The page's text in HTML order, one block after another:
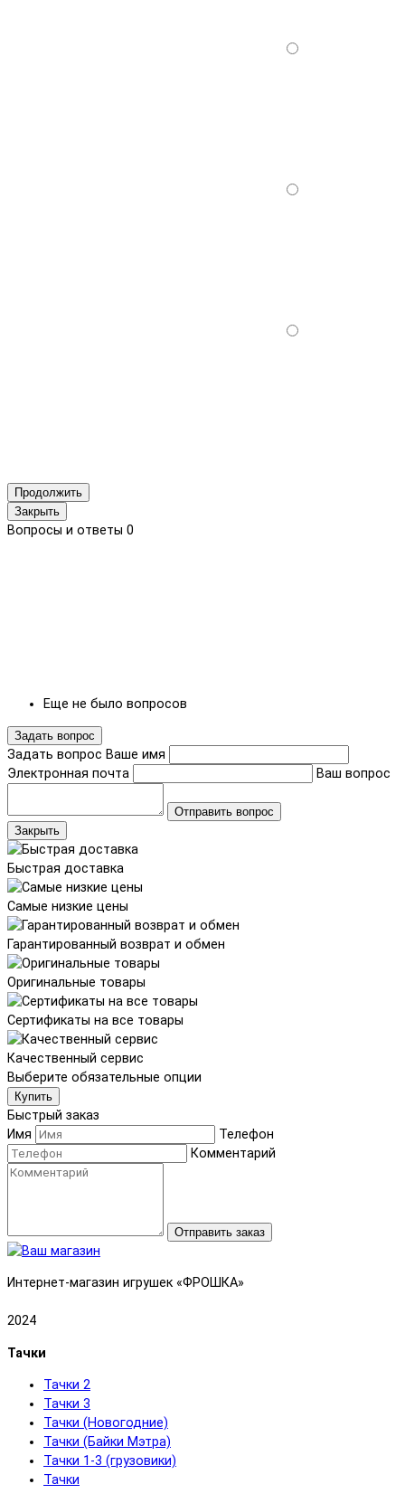
Продолжить
Закрыть
Вопросы и ответы 0
Еще не было вопросов
Задать вопрос
Задать вопрос Ваше имя
Электронная почта
Ваш вопрос
Отправить вопрос
Закрыть
Быстрая доставка
Самые низкие цены
Гарантированный возврат и обмен
Оригинальные товары
Сертификаты на все товары
Качественный сервис
Выберите обязательные опции
Купить
Быстрый заказ
Имя
Телефон
Комментарий
Отправить заказ
Интернет-магазин игрушек «ФРОШКА»
2024
Тачки
Тачки 2
Тачки 3
Тачки (Новогодние)
Тачки (Байки Мэтра)
Тачки 1-3 (грузовики)
Тачки